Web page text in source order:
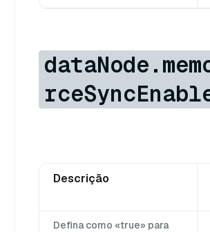
Descrição
Defina como «true» para